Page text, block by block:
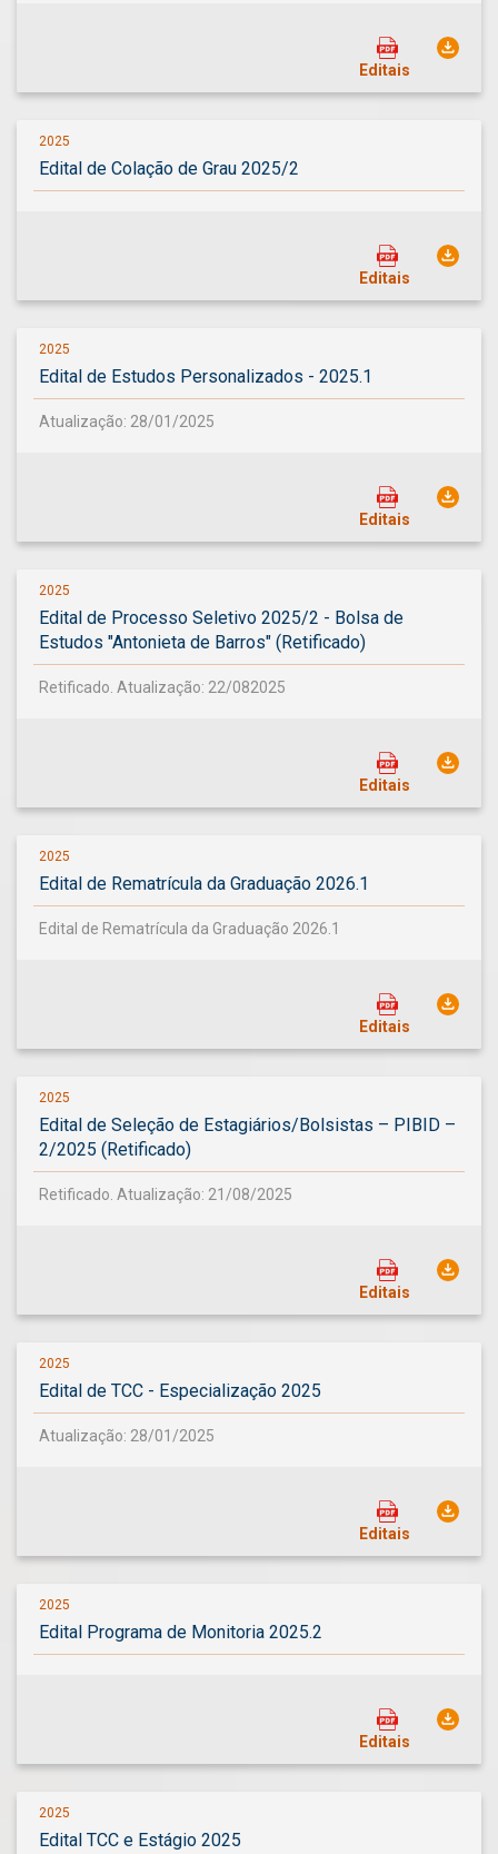
Editais
2025
Edital de Colação de Grau 2025/2
Editais
2025
Edital de Estudos Personalizados - 2025.1
Atualização: 28/01/2025
Editais
2025
Edital de Processo Seletivo 2025/2 - Bolsa de
Estudos "Antonieta de Barros" (Retificado)
Retificado. Atualização: 22/082025
Editais
2025
Edital de Rematrícula da Graduação 2026.1
Edital de Rematrícula da Graduação 2026.1
Editais
2025
Edital de Seleção de Estagiários/Bolsistas – PIBID –
2/2025 (Retificado)
Retificado. Atualização: 21/08/2025
Editais
2025
Edital de TCC - Especialização 2025
Atualização: 28/01/2025
Editais
2025
Edital Programa de Monitoria 2025.2
Editais
2025
Edital TCC e Estágio 2025